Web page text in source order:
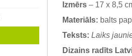
Izmērs – 17 x 8,5
Materiāls: balts
Teksts: Laiks
Dizains radīts